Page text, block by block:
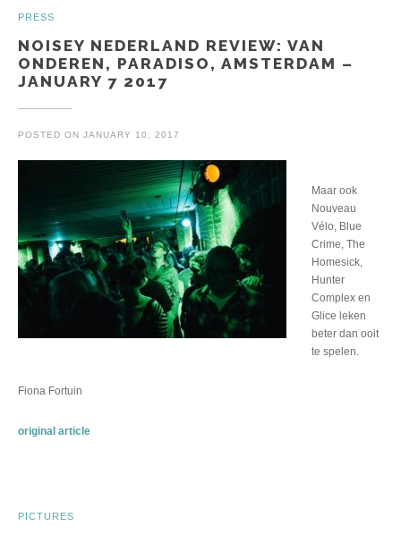
PRESS
NOISEY NEDERLAND REVIEW: VAN
ONDEREN, PARADISO, AMSTERDAM –
JANUARY 7 2017
POSTED ON JANUARY 10, 2017
Maar ook
Nouveau
Vélo, Blue
Crime, The
Homesick,
Hunter
Complex en
Glice leken
beter dan ooit
te spelen.
Fiona Fortuin
original article
PICTURES